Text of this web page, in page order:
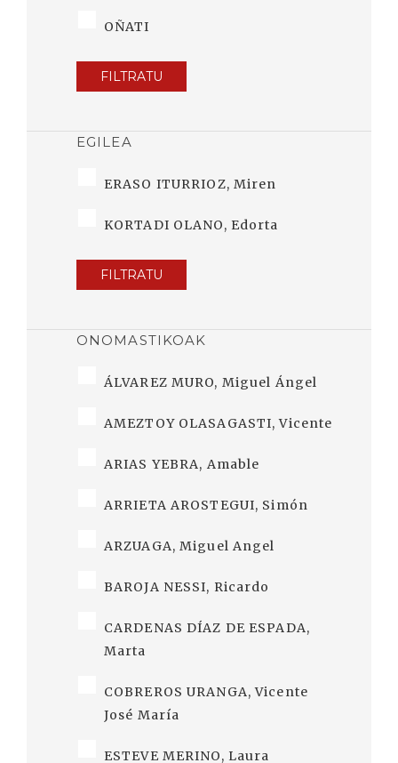
OÑATI
FILTRATU
EGILEA
ERASO ITURRIOZ, Miren
KORTADI OLANO, Edorta
FILTRATU
ONOMASTIKOAK
ÁLVAREZ MURO, Miguel Ángel
AMEZTOY OLASAGASTI, Vicente
ARIAS YEBRA, Amable
ARRIETA AROSTEGUI, Simón
ARZUAGA, Miguel Angel
BAROJA NESSI, Ricardo
CARDENAS DÍAZ DE ESPADA,
Marta
COBREROS URANGA, Vicente
José María
ESTEVE MERINO, Laura